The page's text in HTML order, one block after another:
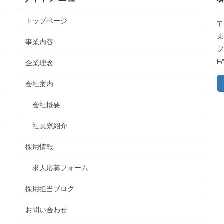
トップページ
事業内容
企業理念
会社案内
会社概要
社員寮紹介
採用情報
求人応募フォーム
採用担当ブログ
お問い合わせ